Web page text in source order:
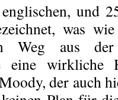
und
was
Weg aus
eine wirkliche
der auch